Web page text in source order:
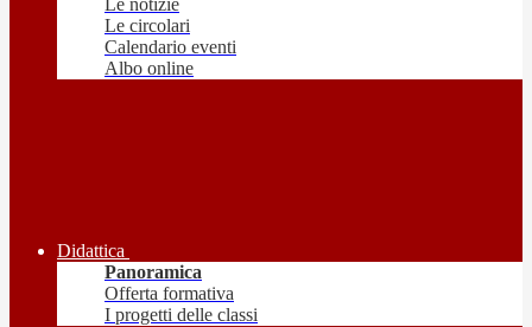
Le notizie
Le circolari
Calendario eventi
Albo online
Didattica
Panoramica
Offerta formativa
I progetti delle classi